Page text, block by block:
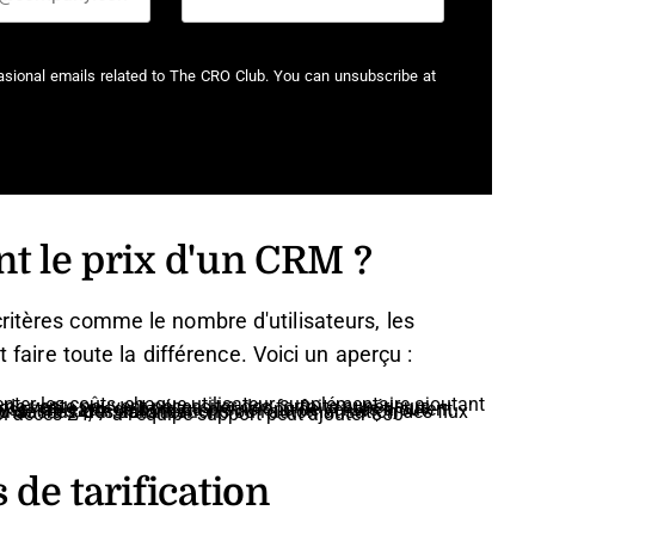
emails related to The CRO Club. You can unsubscribe at
le prix d'un CRM ?
comme le nombre d'utilisateurs, les
toute la différence. Voici un aperçu :
travail peut entraîner $500–$2000 de frais d'installation.
de tarification